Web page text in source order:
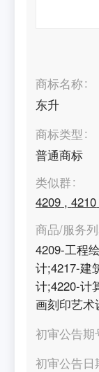
商标名称
东升
商标类型
普通商标
类似群
4209 ,4210
商品/服务
4209-工程
计;4217-建
计;4220-计
画刻印艺术
初审公告期
初审公告日